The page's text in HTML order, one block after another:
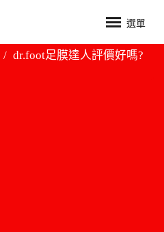
選單
dr.foot足膜達人評價好嗎?